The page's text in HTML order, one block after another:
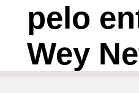
pelo
Wey